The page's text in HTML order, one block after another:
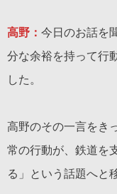
高野： 今日のお話を
分な余裕を持って行
した。
高野のその一言をき
常の行動が、鉄道を
る」という話題へと